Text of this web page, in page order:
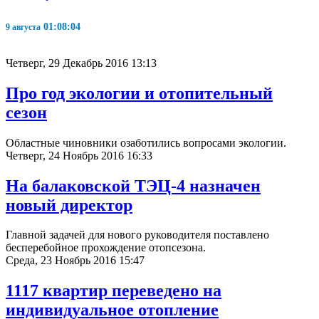
9 августа 01:08:05
Четверг, 29 Декабрь 2016 13:13
Про год экологии и отопительный
сезон
Областные чиновники озаботились вопросами экологии.
Четверг, 24 Ноябрь 2016 16:33
На балаковской ТЭЦ-4 назначен
новый директор
Главной задачей для нового руководителя поставлено
бесперебойное прохождение отопсезона.
Среда, 23 Ноябрь 2016 15:47
1117 квартир переведено на
индивидуальное отопление